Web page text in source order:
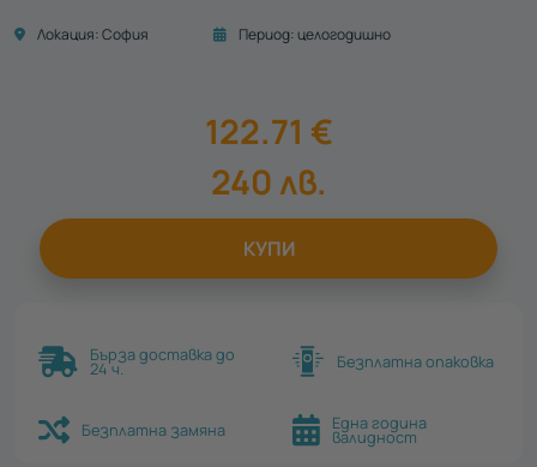
Локация:София Период:целогодишно
122.71 €
240лв.
КУПИ
Бърза доставка до
24 ч. Безплатна опаковка
Безплатна замяна Една година
валидност